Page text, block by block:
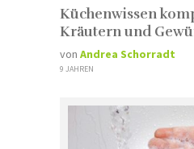
Küchenwissen
Kräutern und
von Andrea Schorradt
9 JAHREN